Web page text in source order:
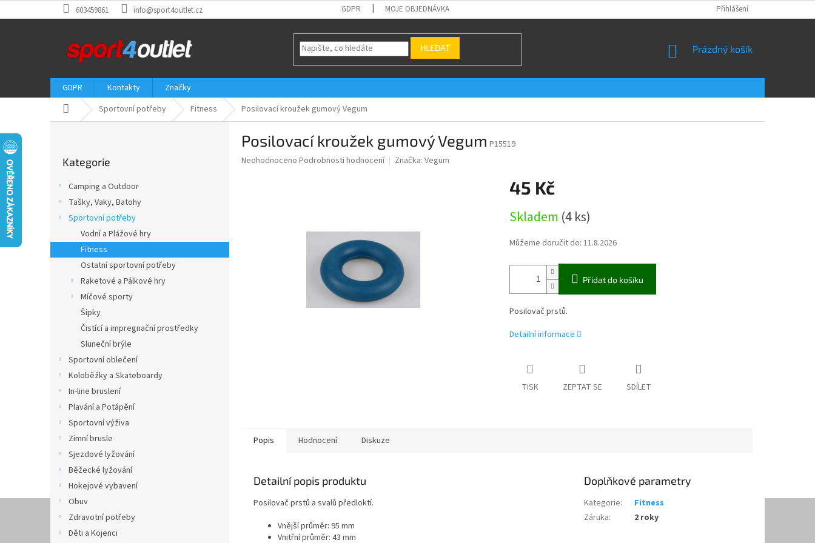
na
603459861 info@sport4outlet.cz GDPR MOJE OBJEDNÁVKA Přihlášení
HLEDAT
NÁKUPNÍ
Prázdný košík
GDPR Kontakty
Značky
Domů Sportovní potřeby Fitness Posilovací kroužek gumový Vegum
a
kategorie
Kategorie
Camping a Outdoor
Tašky, Vaky, Batohy
Sportovní potřeby
Vodní a Plážové hry
Fitness
Ostatní sportovní potřeby
Raketové a Pálkové hry
Míčové sporty
Šipky
Čistící a impregnační prostředky
Sluneční brýle
Sportovní oblečení
Koloběžky a Skateboardy
In-line bruslení
Plavání a Potápění
Sportovní výživa
Zimní brusle
Sjezdové lyžování
Běžecké lyžování
Hokejové vybavení
Obuv
Zdravotní potřeby
Děti a Kojenci
Posilovací kroužek gumový Vegum P15519
Průměrné
Neohodnoceno Podrobnosti hodnocení Značka: Vegum
45 Kč
cena:
Skladem (4 ks)
Můžeme doručit do: 11.8.2026
Přidat do košíku
Posilovač prstů.
Detailní informace
TISK ZEPTAT SE SDÍLET
Popis Hodnocení Diskuze
Detailní popis produktu
Posilovač prstů a svalů předloktí.
Vnější průměr: 95 mm
Vnitřní průměr: 43 mm
Doplňkové parametry
Kategorie:
Fitness
Záruka: 2 roky